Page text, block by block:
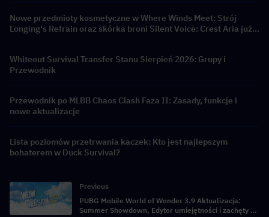
Nowe przedmioty kosmetyczne w Where Winds Meet: Strój
Longing's Refrain oraz skórka broni Silent Voice: Crest Aria już
Whiteout Survival Transfer Stanu Sierpień 2026: Grupy i
Przewodnik
Przewodnik po MLBB Chaos Clash Faza II: Zasady, funkcje i
nowe aktualizacje
Lista poziomów przetrwania kaczek: Kto jest najlepszym
bohaterem w Duck Survival?
Previous
PUBG Mobile World of Wonder 3.9 Aktualizacja:
Summer Showdown, Edytor umiejętności i zachęty do